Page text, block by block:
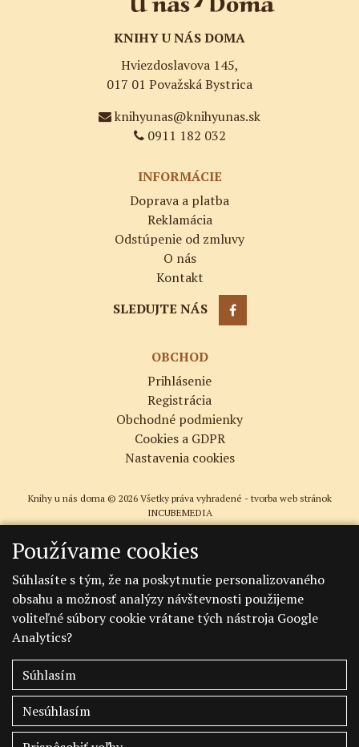
KNIHY U NÁS DOMA
Hviezdoslavova 145,
017 01 Považská Bystrica
knihyunas@knihyunas.sk
0911 182 032
INFORMÁCIE
Doprava a platba
Reklamácia
Odstúpenie od zmluvy
O nás
Kontakt
SLEDUJTE NÁS
OBCHOD
Prihlásenie
Registrácia
Obchodné podmienky
Cookies a GDPR
Nastavenia cookies
Knihy u nás doma © 2026 Všetky práva vyhradené - tvorba web stránok
INCUBEMEDIA
Používame cookies
Súhlasíte s tým, že na poskytnutie personalizovaného
obsahu a možnosť analýzy návštevnosti použijeme
voliteľné súbory cookie vrátane tých nástroja Google
Analytics?
Súhlasím
Nesúhlasím